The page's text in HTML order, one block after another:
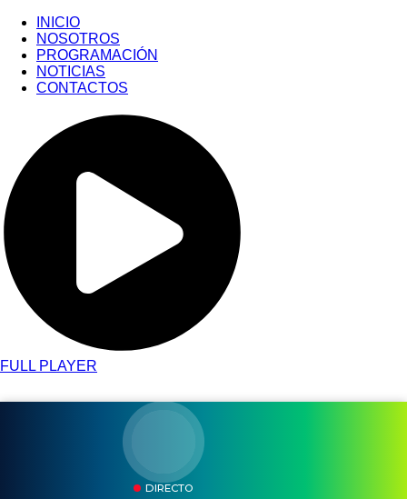
INICIO
NOSOTROS
PROGRAMACIÓN
NOTICIAS
CONTACTOS
FULL PLAYER
DIRECTO